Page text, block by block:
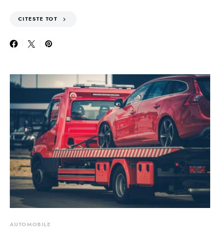
CITESTE TOT
AUTOMOBILE